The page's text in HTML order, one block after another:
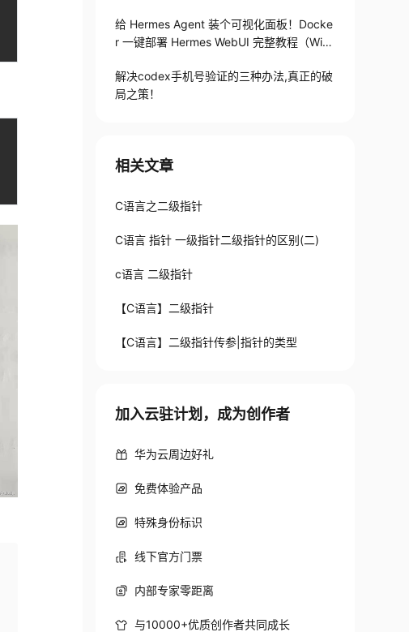
给 Hermes Agent 装个可视化面板！Docke
r 一键部署 Hermes WebUI 完整教程（Win
解决codex手机号验证的三种办法,真正的破
局之策！
相关文章
C语言之二级指针
C语言 指针 一级指针二级指针的区别(二)
c语言 二级指针
【C语言】二级指针
【C语言】二级指针传参|指针的类型
加入云驻计划，成为创作者
华为云周边好礼
免费体验产品
特殊身份标识
线下官方门票
内部专家零距离
与10000+优质创作者共同成长